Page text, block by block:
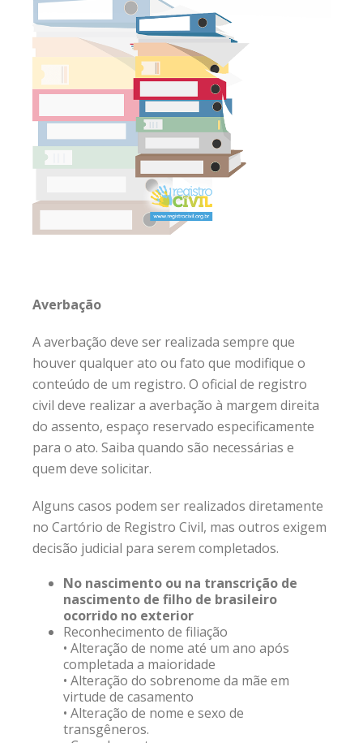
Averbação
A averbação deve ser realizada sempre que
houver qualquer ato ou fato que modifique o
conteúdo de um registro. O oficial de registro
civil deve realizar a averbação à margem direita
do assento, espaço reservado especificamente
para o ato. Saiba quando são necessárias e
quem deve solicitar.
Alguns casos podem ser realizados diretamente
no Cartório de Registro Civil, mas outros exigem
decisão judicial para serem completados.
No nascimento ou na transcrição de
nascimento de filho de brasileiro
ocorrido no exterior
Reconhecimento de filiação
• Alteração de nome até um ano após
completada a maioridade
• Alteração do sobrenome da mãe em
virtude de casamento
• Alteração de nome e sexo de
transgêneros.